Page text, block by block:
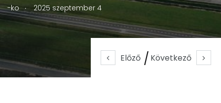
Előző Következő
-ko . 2025 szeptember 4